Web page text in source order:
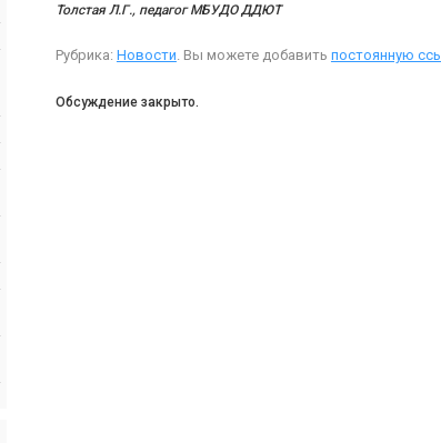
Толстая Л.Г., педагог МБУДО ДДЮТ
Рубрика: Новости. Вы можете добавить постоянную
Обсуждение закрыто.